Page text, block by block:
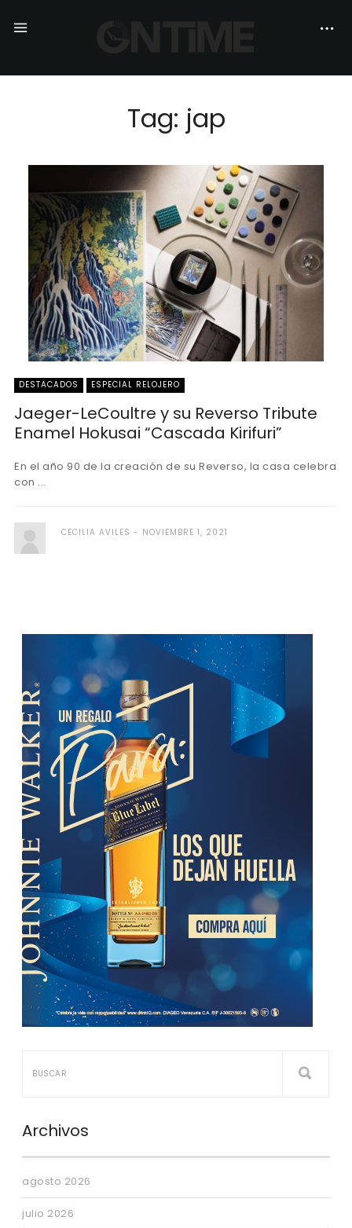
Tag: jap
DESTACADOS ESPECIAL RELOJERO
Jaeger-LeCoultre y su Reverso Tribute
Enamel Hokusai “Cascada Kirifuri”
En el año 90 de la creación de su Reverso, la casa celebra
con ...
CECILIA AVILES NOVIEMBRE 1, 2021
Archivos
agosto 2026
julio 2026